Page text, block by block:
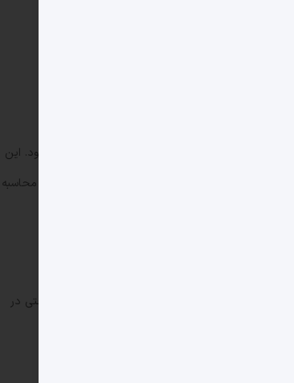
بهترین گزینه را برای خود انتخاب کنید.
کردن آلت تناسلی مرد قبل از انزال خودداری می‌شود. این
جانبی است. با این حال، به دلیل احتمال خطا در محاسبه
بیماری‌های مقاربتی نیز پیشگیری می‌کند. این روش به راحتی در
در دو نوع مردانه و زنانه موجود است.